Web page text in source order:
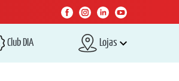
Club DIA Lojas